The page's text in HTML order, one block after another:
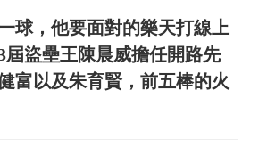
球，他要面對的樂天打線上
盜壘王陳晨威擔任開路先
富以及朱育賢，前五棒的火